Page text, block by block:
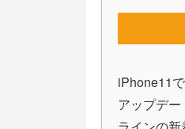
iPhone11で
アップデー